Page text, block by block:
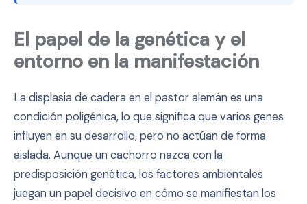
El papel de la genética y el
entorno en la manifestación
La displasia de cadera en el pastor alemán es una
condición poligénica, lo que significa que varios genes
influyen en su desarrollo, pero no actúan de forma
aislada. Aunque un cachorro nazca con la
predisposición genética, los factores ambientales
juegan un papel decisivo en cómo se manifiestan los